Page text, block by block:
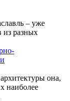
– уже
из разных
она,
наиболее